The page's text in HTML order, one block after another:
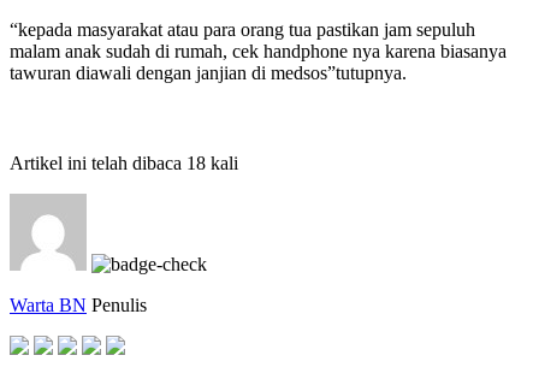
“kepada masyarakat atau para orang tua pastikan jam sepuluh
malam anak sudah di rumah, cek handphone nya karena biasanya
tawuran diawali dengan janjian di medsos”tutupnya.
Artikel ini telah dibaca 18 kali
Warta BN Penulis